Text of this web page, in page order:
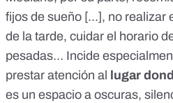
fijos de sueño [...], no realizar
de la tarde, cuidar el horario
pesadas… Incide
prestar atención al
lugar
es un espacio a oscuras,